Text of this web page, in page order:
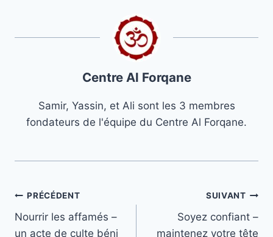
Centre Al Forqane
Samir, Yassin, et Ali sont les 3 membres
fondateurs de l'équipe du Centre Al Forqane.
Navigation
de
PRÉCÉDENT
Nourrir les affamés –
un acte de culte béni
SUIVANT
Soyez confiant –
maintenez votre tête